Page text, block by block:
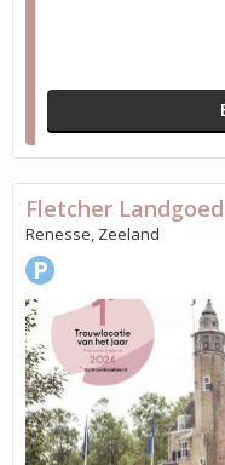
Fletcher
Renesse, Zeeland